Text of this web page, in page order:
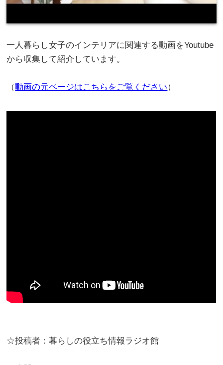
一人暮らし女子のインテリアに関連する動画をYoutube
から収集して紹介しています。
（動画の元ページはこちらをご覧ください）
☆投稿者：暮らしの役立ち情報ラジオ館